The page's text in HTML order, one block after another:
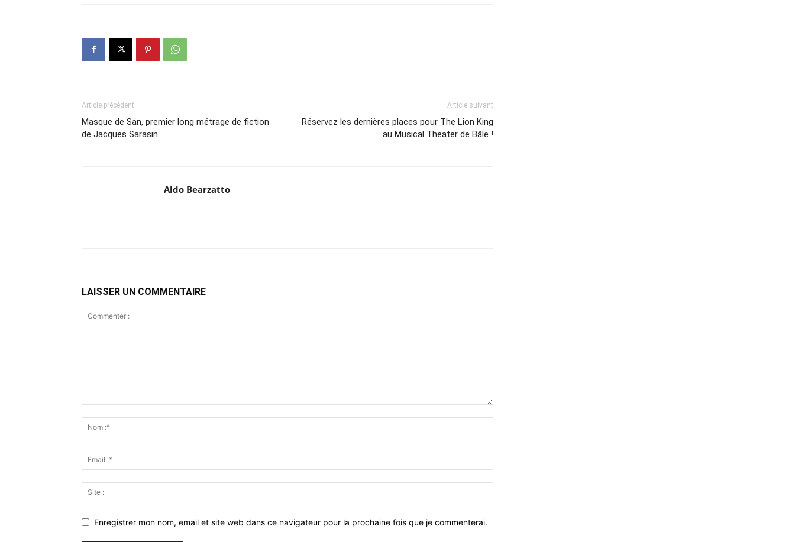
Article précédent
Masque de San, premier long métrage de fiction
de Jacques Sarasin
Article suivant
Réservez les dernières places pour The Lion King
au Musical Theater de Bâle !
Aldo Bearzatto
LAISSER UN COMMENTAIRE
Enregistrer mon nom, email et site web dans ce navigateur pour la prochaine fois que je commenterai.